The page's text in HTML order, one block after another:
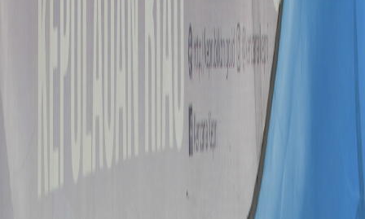
Opini
Konsultasi Syariah
Sejarah
Lensa